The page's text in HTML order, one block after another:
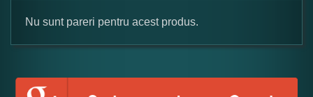
Formular pareri client
Numele dumneavoastra:
Nu sunt pareri pentru acest produs.